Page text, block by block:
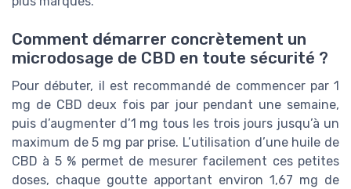
Comment démarrer concrètement un
microdosage de CBD en toute sécurité ?
Pour débuter, il est recommandé de commencer par 1
mg de CBD deux fois par jour pendant une semaine,
puis d’augmenter d’1 mg tous les trois jours jusqu’à un
maximum de 5 mg par prise. L’utilisation d’une huile de
CBD à 5 % permet de mesurer facilement ces petites
doses, chaque goutte apportant environ 1,67 mg de